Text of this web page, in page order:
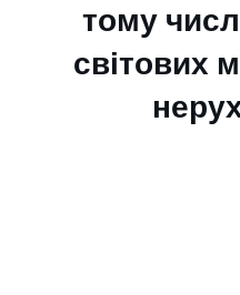
тому
світових